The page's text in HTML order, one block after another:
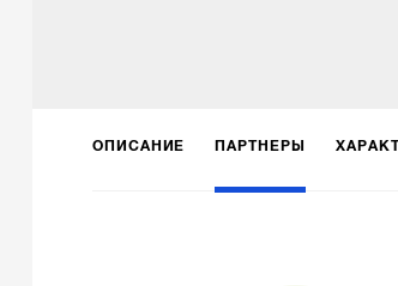
ОПИСАНИЕ ПАРТНЕРЫ